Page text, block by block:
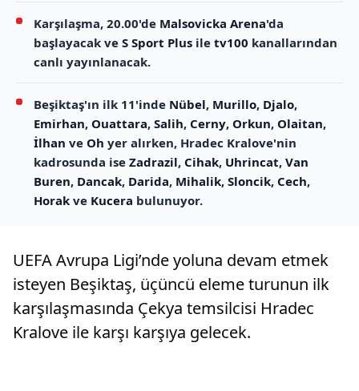
Karşılaşma, 20.00'de Malsovicka Arena'da
başlayacak ve S Sport Plus ile tv100 kanallarından
canlı yayınlanacak.
Beşiktaş'ın ilk 11'inde Nübel, Murillo, Djalo,
Emirhan, Ouattara, Salih, Cerny, Orkun, Olaitan,
İlhan ve Oh yer alırken, Hradec Kralove'nin
kadrosunda ise Zadrazil, Cihak, Uhrincat, Van
Buren, Dancak, Darida, Mihalik, Sloncik, Cech,
Horak ve Kucera bulunuyor.
UEFA Avrupa Ligi’nde yoluna devam etmek
isteyen Beşiktaş, üçüncü eleme turunun ilk
karşılaşmasında Çekya temsilcisi Hradec
Kralove ile karşı karşıya gelecek.